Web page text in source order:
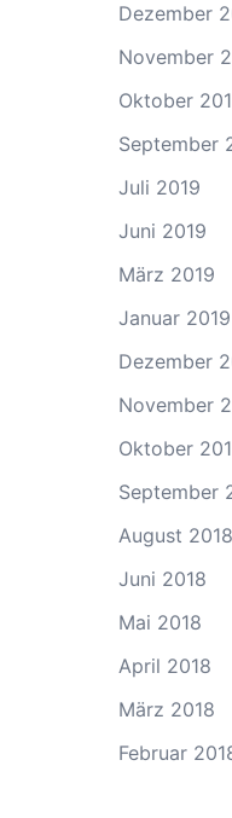
Dezember
November
Oktober
September
Juli 2019
Juni 2019
März 2019
Januar 2019
Dezember
November
Oktober
September
August 2018
Juni 2018
Mai 2018
April 2018
März 2018
Februar